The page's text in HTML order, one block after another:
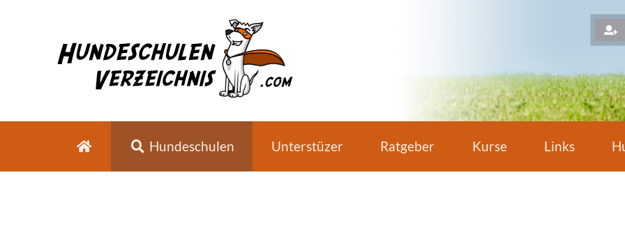
Hundeschulen Unterstüzer Ratgeber Kurse Links